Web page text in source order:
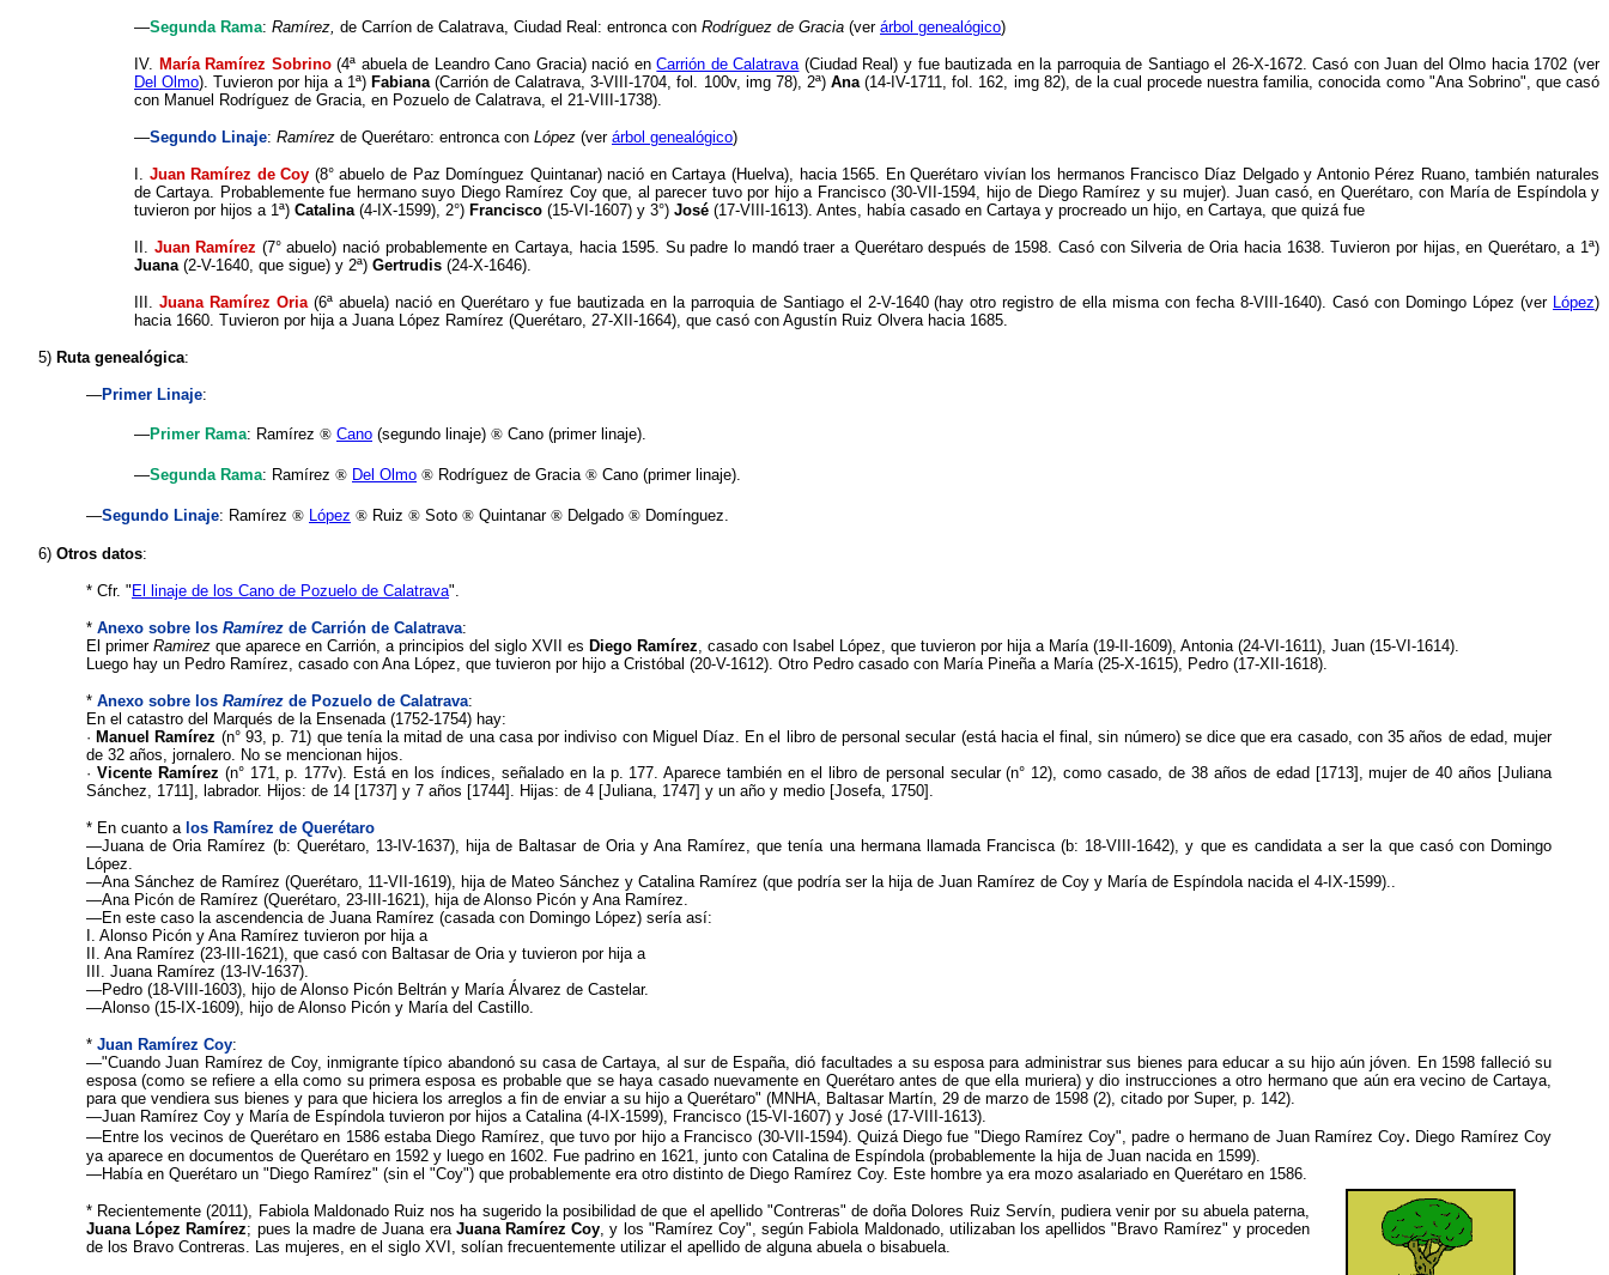
—Segunda Rama: Ramírez, de Carríon de Calatrava, Ciudad Real: entronca con Rodríguez de Gracia (ver árbol genealógico)
IV. María Ramírez Sobrino(4ª abuelade Leandro Cano Gracia) nació enCarrión de Calatrava(Ciudad Real) y fue bautizada en la parroquia de Santiago el 26-X-1672. Casó con Juan del Olmo hacia 1702 (ver
Del Olmo). Tuvieron por hija a 1ª) Fabiana(Carrión de Calatrava, 3-VIII-1704, fol. 100v, img 78), 2ª)Ana(14-IV-1711, fol. 162, img 82), de la cual procede nuestra familia, conocida como "Ana Sobrino", que casó
con Manuel Rodríguez de Gracia, en Pozuelo de Calatrava, el 21-VIII-1738).
—Segundo Linaje: Ramírez de Querétaro: entronca con López (ver árbol genealógico)
I. Juan Ramírez de Coy (8° abuelo de Paz Domínguez Quintanar) nació en Cartaya (Huelva), hacia 1565. En Querétaro vivían los hermanos Francisco Díaz Delgado y Antonio Pérez Ruano, también naturales
de Cartaya. Probablemente fue hermano suyo Diego Ramírez Coy que, al parecer tuvo por hijo a Francisco (30-VII-1594, hijo de Diego Ramírez y su mujer). Juan casó, en Querétaro, con María de Espíndola y
tuvieron por hijos a 1ª) Catalina(4-IX-1599), 2°) Francisco (15-VI-1607) y 3°) José (17-VIII-1613). Antes, había casado en Cartaya y procreado un hijo, en Cartaya, que quizá fue
II. Juan Ramírez (7° abuelo) nació probablemente en Cartaya, hacia 1595. Su padre lo mandó traer a Querétaro después de 1598. Casó con Silveria de Oria hacia 1638. Tuvieron por hijas, en Querétaro, a 1ª)
Juana(2-V-1640, que sigue) y 2ª) Gertrudis (24-X-1646).
III. Juana Ramírez Oria (6ª abuela) nació en Querétaro y fue bautizada en la parroquia de Santiago el 2-V-1640 (hay otro registro de ella misma con fecha 8-VIII-1640). Casó con Domingo López (ver López)
hacia 1660. Tuvieron por hija a Juana López Ramírez (Querétaro, 27-XII-1664), que casó con Agustín Ruiz Olvera hacia 1685.
5) Ruta genealógica:
—Primer Linaje:
—Primer Rama: Ramírez ® Cano (segundo linaje) ® Cano (primer linaje).
—Segunda Rama: Ramírez ® Del Olmo ® Rodríguez de Gracia ® Cano (primer linaje).
—Segundo Linaje: Ramírez ® López ® Ruiz ® Soto ® Quintanar ® Delgado ® Domínguez.
6) Otros datos:
* Cfr. " El linaje de los Cano de Pozuelo de Calatrava".
* Anexo sobre los Ramírez de Carrión de Calatrava:
El primer Ramirez que aparece en Carrión, a principios del siglo XVII es Diego Ramírez, casado con Isabel López, que tuvieron por hija a María (19-II-1609), Antonia (24-VI-1611), Juan (15-VI-1614).
Luego hay un Pedro Ramírez, casado con Ana López, que tuvieron por hijo a Cristóbal (20-V-1612). Otro Pedro casado con María Pineña a María (25-X-1615), Pedro (17-XII-1618).
* Anexo sobre los Ramírez de Pozuelo de Calatrava:
En el catastro del Marqués de la Ensenada (1752-1754) hay:
· Manuel Ramírez (n° 93, p. 71) que tenía la mitad de una casa por indiviso con Miguel Díaz. En el libro de personal secular (está hacia el final, sin número) se dice que era casado, con 35 años de edad, mujer
de 32 años, jornalero. No se mencionan hijos.
· Vicente Ramírez (n° 171, p. 177v). Está en los índices, señalado en la p. 177. Aparece también en el libro de personal secular (n° 12), como casado, de 38 años de edad [1713], mujer de 40 años [Juliana
Sánchez, 1711], labrador. Hijos: de 14 [1737] y 7 años [1744]. Hijas: de 4 [Juliana, 1747] y un año y medio [Josefa, 1750].
* En cuanto a los Ramírez de Querétaro
—Juana de Oria Ramírez (b: Querétaro, 13-IV-1637), hija de Baltasar de Oria y Ana Ramírez, que tenía una hermana llamada Francisca (b: 18-VIII-1642), y que es candidata a ser la que casó con Domingo
López.
—Ana Sánchez de Ramírez (Querétaro, 11-VII-1619), hija de Mateo Sánchez y Catalina Ramírez (que podría ser la hija de Juan Ramírez de Coy y María de Espíndola nacida el 4-IX-1599)..
—Ana Picón de Ramírez (Querétaro, 23-III-1621), hija de Alonso Picón y Ana Ramírez.
—En este caso la ascendencia de Juana Ramírez (casada con Domingo López) sería así:
I. Alonso Picón y Ana Ramírez tuvieron por hija a
II. Ana Ramírez (23-III-1621), que casó con Baltasar de Oria y tuvieron por hija a
III. Juana Ramírez (13-IV-1637).
—Pedro (18-VIII-1603), hijo de Alonso Picón Beltrán y María Álvarez de Castelar.
—Alonso (15-IX-1609), hijo de Alonso Picón y María del Castillo.
* Juan Ramírez Coy:
—"Cuando Juan Ramírez de Coy, inmigrante típico abandonó su casa de Cartaya, al sur de España, dió facultades a su esposa para administrar sus bienes para educar a su hijo aún jóven. En 1598 falleció su
esposa (como se refiere a ella como su primera esposa es probable que se haya casado nuevamente en Querétaro antes de que ella muriera) y dio instrucciones a otro hermano que aún era vecino de Cartaya,
para que vendiera sus bienes y para que hiciera los arreglos a fin de enviar a su hijo a Querétaro" (MNHA, Baltasar Martín, 29 de marzo de 1598 (2), citado por Super, p. 142).
—Juan Ramírez Coy y María de Espíndola tuvieron por hijos a Catalina (4-IX-1599), Francisco (15-VI-1607) y José (17-VIII-1613).
—Entre los vecinos de Querétaro en 1586 estaba Diego Ramírez, que tuvo por hijo a Francisco (30-VII-1594). Quizá Diego fue "Diego Ramírez Coy", padre o hermano de Juan Ramírez Coy. Diego Ramírez Coy
ya aparece en documentos de Querétaro en 1592 y luego en 1602. Fue padrino en 1621, junto con Catalina de Espíndola (probablemente la hija de Juan nacida en 1599).
—Había en Querétaro un "Diego Ramírez" (sin el "Coy") que probablemente era otro distinto de Diego Ramírez Coy. Este hombre ya era mozo asalariado en Querétaro en 1586.
* Recientemente (2011), Fabiola Maldonado Ruiz nos ha sugerido la posibilidad de que el apellido "Contreras" de doña Dolores Ruiz Servín, pudiera venir por su abuela paterna,
Juana López Ramírez; pues la madre de Juana era Juana Ramírez Coy, y los "Ramírez Coy", según Fabiola Maldonado, utilizaban los apellidos "Bravo Ramírez" y proceden
de los Bravo Contreras. Las mujeres, en el siglo XVI, solían frecuentemente utilizar el apellido de alguna abuela o bisabuela.